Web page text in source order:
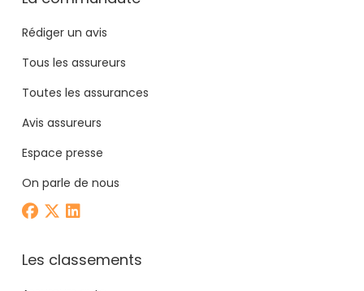
Rédiger un avis
Tous les assureurs
Toutes les assurances
Avis assureurs
Espace presse
On parle de nous
Les classements